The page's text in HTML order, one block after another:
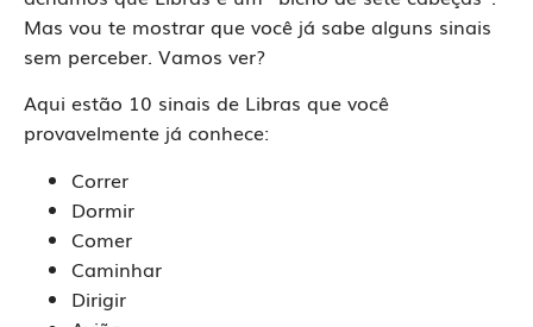
Mas vou te mostrar que você já sabe alguns sinais
sem perceber. Vamos ver?
Aqui estão 10 sinais de Libras que você
provavelmente já conhece:
Correr
Dormir
Comer
Caminhar
Dirigir